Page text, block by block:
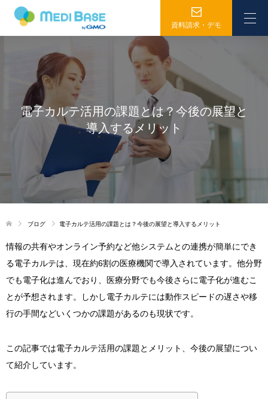
資料請求・デモ
電子カルテ活用の課題とは？今後の展望と
導入するメリット
ブログ 電子カルテ活用の課題とは？今後の展望と導入するメリット
情報の共有やオンライン予約など他システムとの連携が簡単にでき
る電子カルテは、現在約6割の医療機関で導入されています。他分野
でも電子化は進んでおり、医療分野でも今後さらに電子化が進むこ
とが予想されます。しかし電子カルテには動作スピードの遅さや移
行の手間などいくつかの課題があるのも現状です。
この記事では電子カルテ活用の課題とメリット、今後の展望につい
て紹介しています。